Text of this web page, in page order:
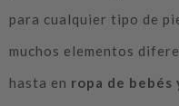
para cualquier tipo de
muchos elementos
hasta en ropa de bebés